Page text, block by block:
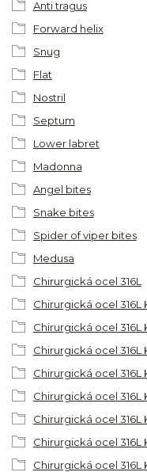
Anti tragus
Forward helix
Snug
Flat
Nostril
Septum
Lower labret
Madonna
Angel bites
Snake bites
Spider of viper bites
Medusa
Chirurgická ocel 316L
Chirurgická ocel
Chirurgická ocel
Chirurgická ocel
Chirurgická ocel
Chirurgická ocel
Chirurgická ocel
Chirurgická ocel
Chirurgická ocel